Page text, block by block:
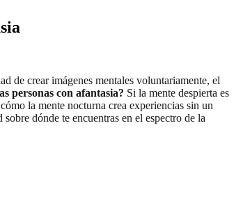
de crear imágenes mentales voluntariamente, el
personas con afantasia? Si la mente despierta es
la mente nocturna crea experiencias sin un
dónde te encuentras en el espectro de la